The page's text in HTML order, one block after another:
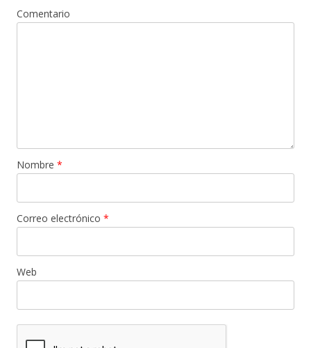
Comentario
Nombre *
Correo electrónico *
Web